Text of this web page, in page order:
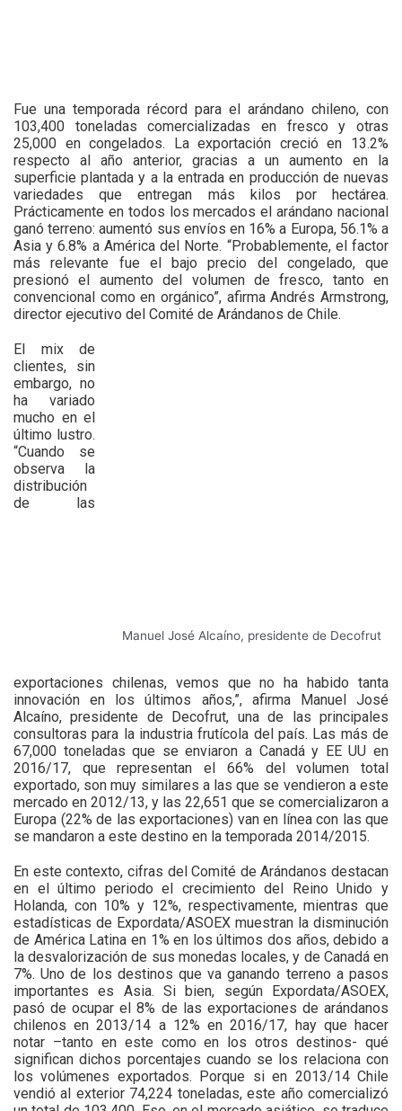
Fue una temporada récord para el arándano chileno, con
103,400 toneladas comercializadas en fresco y otras
25,000 en congelados. La exportación creció en 13.2%
respecto al año anterior, gracias a un aumento en la
superficie plantada y a la entrada en producción de nuevas
variedades que entregan más kilos por hectárea.
Prácticamente en todos los mercados el arándano nacional
ganó terreno: aumentó sus envíos en 16% a Europa, 56.1% a
Asia y 6.8% a América del Norte. “Probablemente, el factor
más relevante fue el bajo precio del congelado, que
presionó el aumento del volumen de fresco, tanto en
convencional como en orgánico”, afirma Andrés Armstrong,
director ejecutivo del Comité de Arándanos de Chile.
Manuel José Alcaíno, presidente de Decofrut
El mix de
clientes, sin
embargo, no
ha variado
mucho en el
último lustro.
“Cuando se
observa la
distribución
de las
exportaciones chilenas, vemos que no ha habido tanta
innovación en los últimos años,”, afirma Manuel José
Alcaíno, presidente de Decofrut, una de las principales
consultoras para la industria frutícola del país. Las más de
67,000 toneladas que se enviaron a Canadá y EE UU en
2016/17, que representan el 66% del volumen total
exportado, son muy similares a las que se vendieron a este
mercado en 2012/13, y las 22,651 que se comercializaron a
Europa (22% de las exportaciones) van en línea con las que
se mandaron a este destino en la temporada 2014/2015.
En este contexto, cifras del Comité de Arándanos destacan
en el último periodo el crecimiento del Reino Unido y
Holanda, con 10% y 12%, respectivamente, mientras que
estadísticas de Expordata/ASOEX muestran la disminución
de América Latina en 1% en los últimos dos años, debido a
la desvalorización de sus monedas locales, y de Canadá en
7%. Uno de los destinos que va ganando terreno a pasos
importantes es Asia. Si bien, según Expordata/ASOEX,
pasó de ocupar el 8% de las exportaciones de arándanos
chilenos en 2013/14 a 12% en 2016/17, hay que hacer
notar –tanto en este como en los otros destinos- qué
significan dichos porcentajes cuando se los relaciona con
los volúmenes exportados. Porque si en 2013/14 Chile
vendió al exterior 74,224 toneladas, este año comercializó